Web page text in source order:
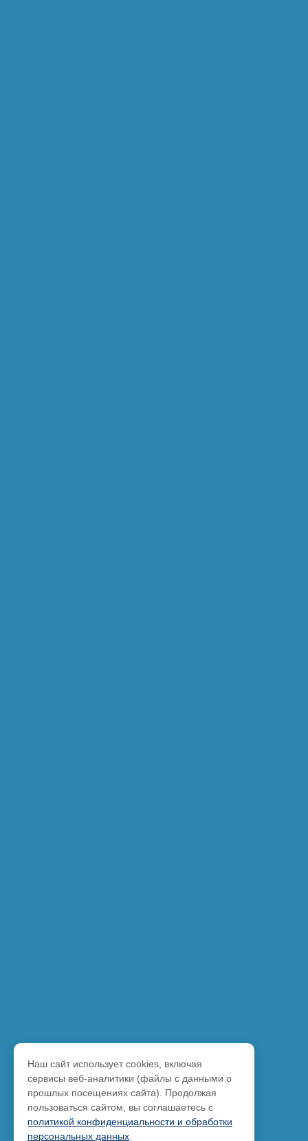
Наш сайт использует cookies, включая
сервисы веб-аналитики (файлы с данными о
прошлых посещениях сайта). Продолжая
пользоваться сайтом, вы соглашаетесь с
политикой конфиденциальности и обработки
персональных данных